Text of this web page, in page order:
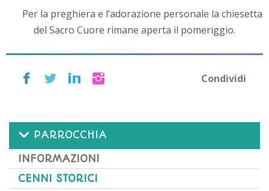
Per la preghiera e l’adorazione personale la chiesetta
del Sacro Cuore rimane aperta il pomeriggio.
Condividi
PARROCCHIA
INFORMAZIONI
CENNI STORICI